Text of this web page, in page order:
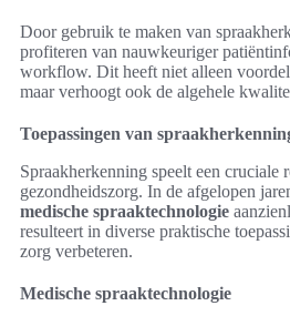
Door gebruik te maken van
profiteren van nauwkeuriger
workflow. Dit heeft niet alleen
maar verhoogt ook de algehele
Toepassingen van
Spraakherkenning speelt een cruciale
gezondheidszorg. In de afgelopen
medische spraaktechnologie
resulteert in diverse praktische
zorg verbeteren.
Medische spraaktechnologie